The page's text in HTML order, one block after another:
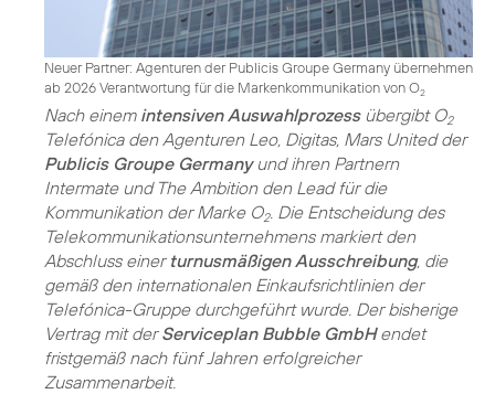
Neuer Partner: Agenturen der Publicis Groupe Germany übernehmen
ab 2026 Verantwortung für die Markenkommunikation von O2
Nach einem intensiven Auswahlprozessübergibt O2
Telefónica den Agenturen Leo, Digitas, Mars United der
Publicis Groupe Germanyund ihren Partnern
Intermate und The Ambition den Lead für die
Kommunikation der Marke O2. Die Entscheidung des
Telekommunikations­unternehmens markiert den
Abschluss einer turnusmäßigen Ausschreibung, die
gemäß den internationalen Einkaufsrichtlinien der
Telefónica-Gruppe durchgeführt wurde. Der bisherige
Vertrag mit derServiceplan Bubble GmbHendet
fristgemäß nach fünf Jahren erfolgreicher
Zusammenarbeit.